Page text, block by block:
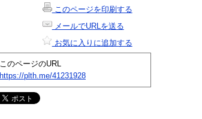
このページを印刷する
メールでURLを送る
お気に入りに追加する
このページのURL
https://plth.me/41231928